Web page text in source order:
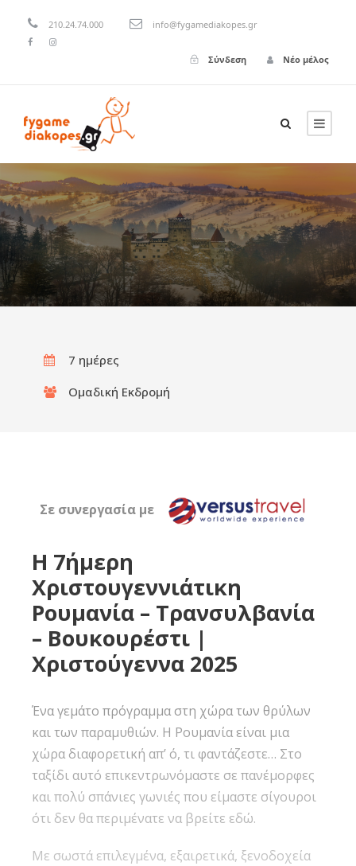
210.24.74.000 info@fygamediakopes.gr
Σύνδεση Νέο μέλος
7 ημέρες
Ομαδική Εκδρομή
Σε συνεργασία με
Η 7ήμερη
Χριστουγεννιάτικη
Ρουμανία – Τρανσυλβανία
– Βουκουρέστι |
Χριστούγεννα 2025
Ένα γεμάτο πρόγραμμα στη χώρα των θρύλων
και των παραμυθιών. H Ρουμανία είναι μια
χώρα διαφορετική απ’ ό, τι φαντάζεστε… Στο
ταξίδι αυτό επικεντρωνόμαστε σε πανέμορφες
και πολύ σπάνιες γωνιές που είμαστε σίγουροι
ότι δεν θα περιμένατε να βρείτε εδώ.
Με σωστά επιλεγμένα, εξαιρετικά, ξενοδοχεία